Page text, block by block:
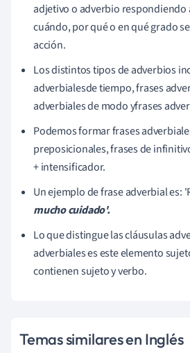
adjetivo o adverbio respondiendo
cuándo, por qué o en qué grado
acción.
Los distintos tipos de adverbios
adverbialesde tiempo,frases
adverbiales de modo yfrases
Podemos formar frases
preposicionales, frases de
+ intensificador.
Un ejemplo de frase adverbial es:
mucho cuidado'.
Lo que distingue las cláusulas
adverbiales es este elemento
contienen sujeto y verbo.
Temas similares en Inglés